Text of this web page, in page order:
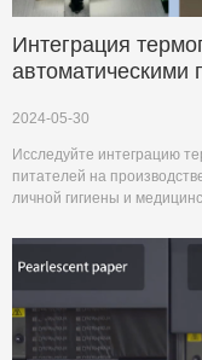
Интеграция
автоматическими
2024-05-30
Исследуйте интеграцию
питателей на
личной гигиены и